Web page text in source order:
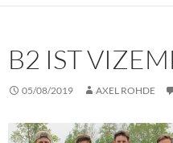
B2 IST
05/08/2019 AXEL ROHDE